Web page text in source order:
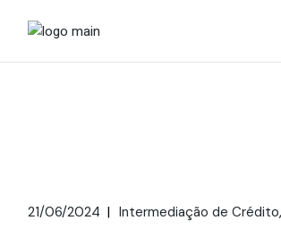
21/06/2024 Intermediação de Crédito